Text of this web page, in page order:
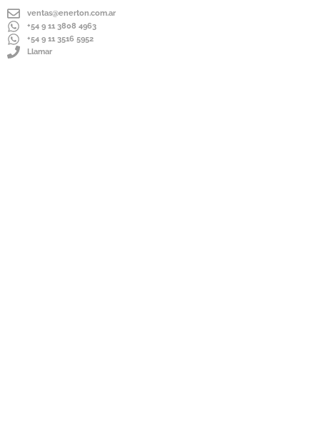
ventas@enerton.com.ar
+54 9 11 3808 4963
+54 9 11 3516 5952
Llamar